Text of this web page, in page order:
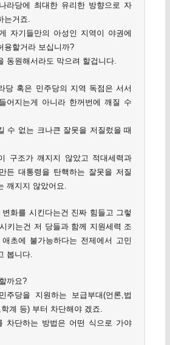
라당에 최대한 유리한 방향으로 자
는거죠.
자기들만의 아성인 지역이 야권에
용할거라 보십니까?
동원해서라도 막으려 할겁니다.
당 혹은 민주당의 지역 독점은 서서
어지는게 아니라 한꺼번에 깨질 수
수 없는 크나큰 잘못을 저질렀을 때
구조가 깨지지 않았고 적대세력과
든 대통령을 탄핵하는 잘못을 저질
깨지지 않았어요.
화를 시킨다는건 진짜 힘들고 그렇
키는건 저 당들과 함께 지원세력 조
초에 불가능하다는 전제에서 고민
봅니다.
까요?
주당을 지원하는 보급부대(언론,법
계 등) 부터 차단해야 겠죠.
차단하는 방법은 어떤 식으로 가야